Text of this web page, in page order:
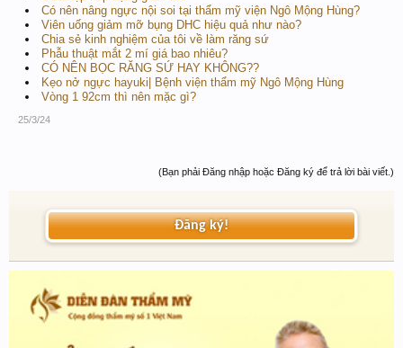
Có nên nâng ngực nội soi tại thẩm mỹ viện Ngô Mộng Hùng?
Viên uống giảm mỡ bụng DHC hiệu quả như nào?
Chia sẻ kinh nghiệm của tôi về làm răng sứ
Phẫu thuật mắt 2 mí giá bao nhiêu?
CÓ NÊN BỌC RĂNG SỨ HAY KHÔNG??
Kẹo nở ngực hayuki| Bệnh viện thẩm mỹ Ngô Mộng Hùng
Vòng 1 92cm thì nên mặc gì?
25/3/24
(Bạn phải Đăng nhập hoặc Đăng ký để trả lời bài viết.)
Đăng ký!